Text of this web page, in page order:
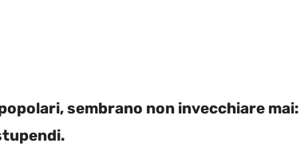
sembrano non invecchiare